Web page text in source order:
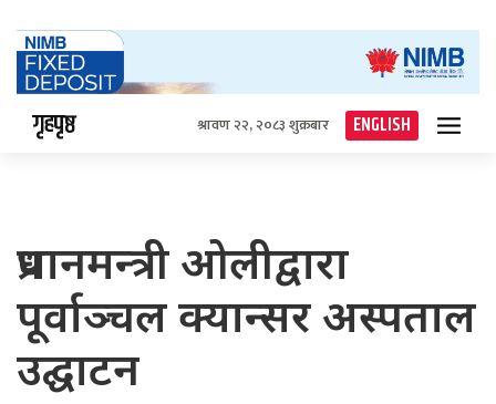
गृहपृष्ठ श्रावण २२, २०८३ शुक्रबार ENGLISH
प्रधानमन्त्री ओलीद्वारा
पूर्वाञ्चल क्यान्सर अस्पताल
उद्घाटन